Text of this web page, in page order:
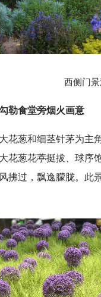
西侧门
勒食堂旁烟火画意
花葱和细茎针茅为主
花葱花葶挺拔、球序
拂过，飘逸朦胧。此